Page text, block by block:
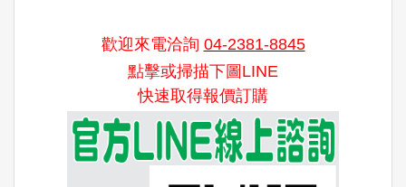
歡迎來電洽詢 04-2381-8845
點擊或掃描下圖LINE
快速取得報價訂購